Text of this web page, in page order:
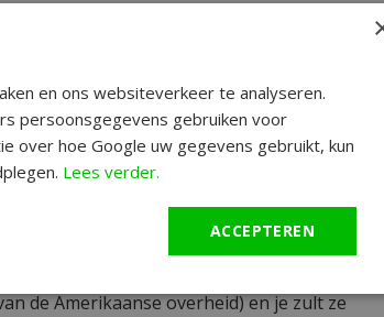
gaaf collectors item en met dit horloge
van de NASA gebruikt als
was dus meer uitzondering dan regel maar
astronaut Dave Scott defect bleek te zijn.
de Amerikaanse overheid) en je zult ze
en ons websiteverkeer te analyseren.
persoonsgegevens gebruiken voor
over hoe Google uw gegevens gebruikt, kun
Lees verder.
ACCEPTEREN